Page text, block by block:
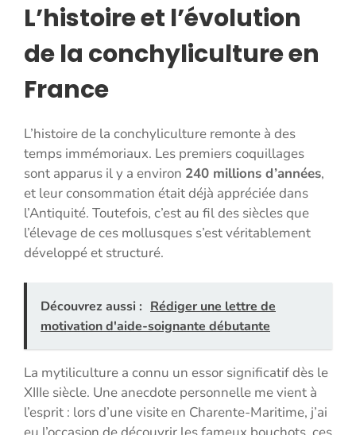
L’histoire et l’évolution
de la conchyliculture en
France
L’histoire de la conchyliculture remonte à des
temps immémoriaux. Les premiers coquillages
sont apparus il y a environ 240 millions d’années,
et leur consommation était déjà appréciée dans
l’Antiquité. Toutefois, c’est au fil des siècles que
l’élevage de ces mollusques s’est véritablement
développé et structuré.
Découvrez aussi : Rédiger une lettre de
motivation d'aide-soignante débutante
La mytiliculture a connu un essor significatif dès le
XIIIe siècle. Une anecdote personnelle me vient à
l’esprit : lors d’une visite en Charente-Maritime, j’ai